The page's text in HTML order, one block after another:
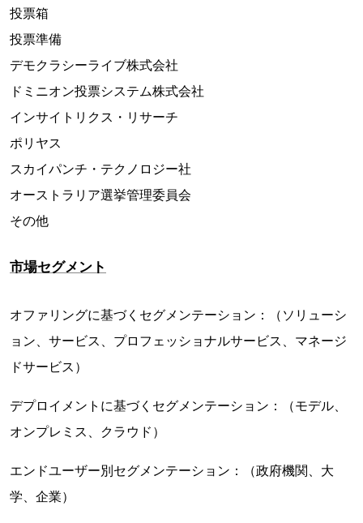
投票箱
投票準備
デモクラシーライブ株式会社
ドミニオン投票システム株式会社
インサイトリクス・リサーチ
ポリヤス
スカイパンチ・テクノロジー社
オーストラリア選挙管理委員会
その他
市場セグメント
オファリングに基づくセグメンテーション：（ソリューシ
ョン、サービス、プロフェッショナルサービス、マネージ
ドサービス）
デプロイメントに基づくセグメンテーション：（モデル、
オンプレミス、クラウド）
エンドユーザー別セグメンテーション：（政府機関、大
学、企業）